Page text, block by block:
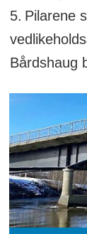
5. Pilarene
Bårdshaug